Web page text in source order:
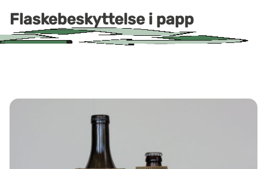
Flaskebeskyttelse i papp